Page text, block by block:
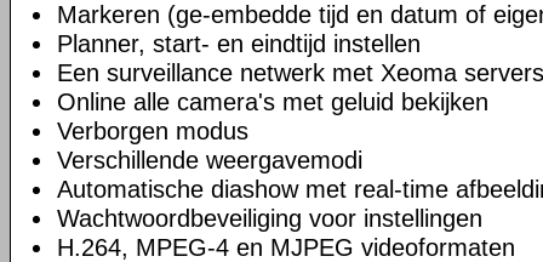
Markeren (ge-embedde tijd en datum of
Planner, start- en eindtijd instellen
Een surveillance netwerk met Xeoma
Online alle camera's met geluid bekijken
Verborgen modus
Verschillende weergavemodi
Automatische diashow met real-time
Wachtwoordbeveiliging voor instellingen
H.264, MPEG-4 en MJPEG videoformaten